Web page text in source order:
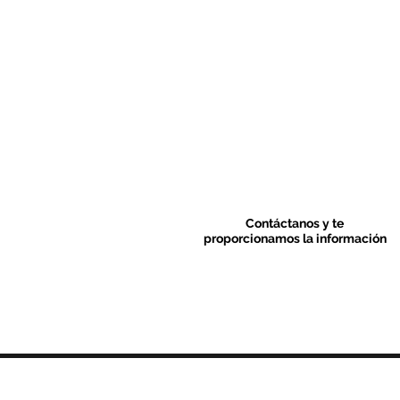
Contáctanos y te
proporcionamos la información